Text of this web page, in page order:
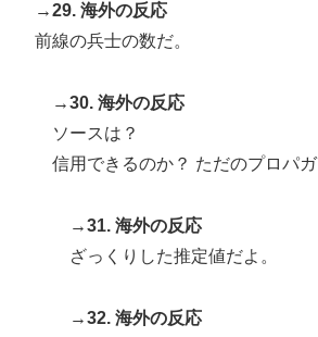
→29. 海外の反応
前線の兵士の数だ。
→30. 海外の反応
ソースは？
信用できるのか？ ただのプロパ
→31. 海外の反応
ざっくりした推定値だよ。
→32. 海外の反応